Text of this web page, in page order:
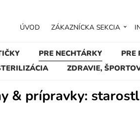
PRE NECHTÁRKY PRE
ZDRAVIE,
ÚVOD ZÁKAZNÍCKA SEKCIA
& prípravky: